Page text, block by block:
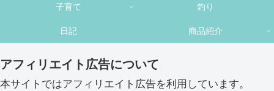
子育て 釣り
日記 商品紹介
アフィリエイト広告について
本サイトではアフィリエイト広告を利用しています。